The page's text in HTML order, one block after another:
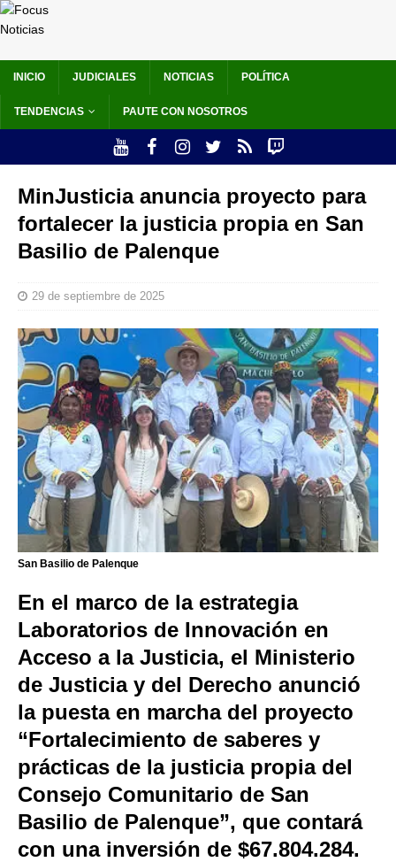
INICIO JUDICIALES NOTICIAS POLÍTICA
TENDENCIAS PAUTE CON NOSOTROS
MinJusticia anuncia proyecto para
fortalecer la justicia propia en San
Basilio de Palenque
29 de septiembre de 2025
San Basilio de Palenque
En el marco de la estrategia
Laboratorios de Innovación en
Acceso a la Justicia, el Ministerio
de Justicia y del Derecho anunció
la puesta en marcha del proyecto
“Fortalecimiento de saberes y
prácticas de la justicia propia del
Consejo Comunitario de San
Basilio de Palenque”, que contará
con una inversión de $67.804.284.